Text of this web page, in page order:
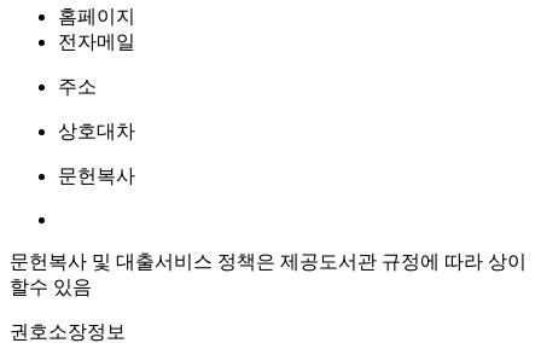
홈페이지
전자메일
주소
상호대차
문헌복사
문헌복사 및 대출서비스 정책은 제공도서관 규정에 따라 상이
할수 있음
권호소장정보